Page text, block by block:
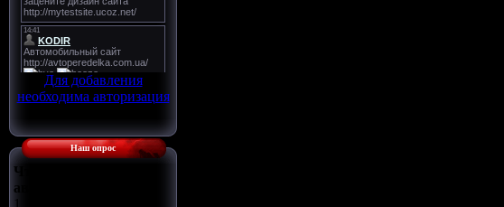
Для добавления
необходима авторизация
Наш опрос
Что Вы сделаете с
автомобилем?